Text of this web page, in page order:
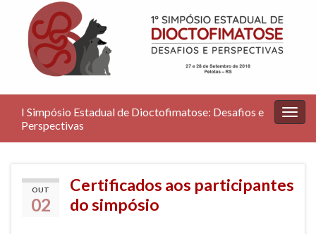
I Simpósio Estadual de Dioctofimatose: Desafios e
Perspectivas
OUT
02
Certificados aos participantes
do simpósio